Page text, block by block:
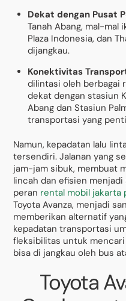
Dekat dengan Pusat
Tanah Abang, mal-mal
Plaza Indonesia, dan
dijangkau.
Konektivitas
dilintasi oleh berbagai
dekat dengan stasiun
Abang dan Stasiun
transportasi yang
Namun, kepadatan lalu
tersendiri. Jalanan yang
jam-jam sibuk, membuat
lincah dan efisien menjadi
peran rental mobil jakarta
Toyota Avanza, menjadi
memberikan alternatif
kepadatan transportasi
fleksibilitas untuk
bisa di jangkau oleh bus
Toyota